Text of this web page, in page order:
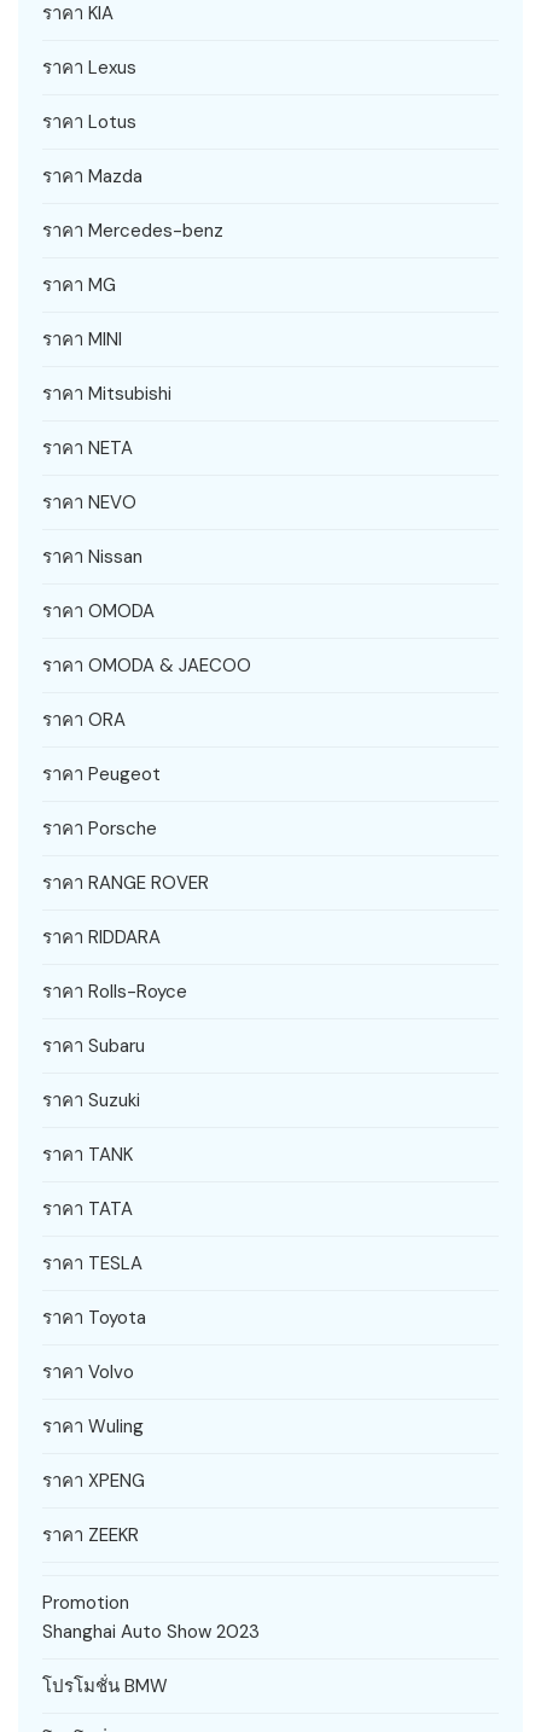
ราคา KIA
ราคา Lexus
ราคา Lotus
ราคา Mazda
ราคา Mercedes-benz
ราคา MG
ราคา MINI
ราคา Mitsubishi
ราคา NETA
ราคา NEVO
ราคา Nissan
ราคา OMODA
ราคา OMODA & JAECOO
ราคา ORA
ราคา Peugeot
ราคา Porsche
ราคา RANGE ROVER
ราคา RIDDARA
ราคา Rolls-Royce
ราคา Subaru
ราคา Suzuki
ราคา TANK
ราคา TATA
ราคา TESLA
ราคา Toyota
ราคา Volvo
ราคา Wuling
ราคา XPENG
ราคา ZEEKR
Promotion
Shanghai Auto Show 2023
โปรโมชั่น BMW